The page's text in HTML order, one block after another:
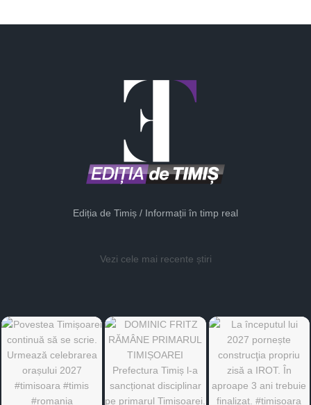
Ediția de Timiș / Informații în timp real
Vezi cele mai recente știri